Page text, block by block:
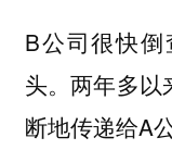
B公司很快
头。两年多以
断地传递给A